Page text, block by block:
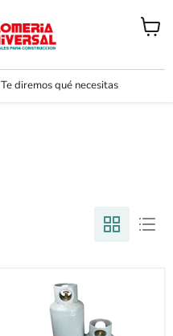
Te diremos qué necesitas
Ver